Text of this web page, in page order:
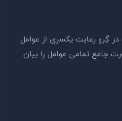
گِرو رعایت یکسری از عوامل
جامع تمامی عوامل را بیان